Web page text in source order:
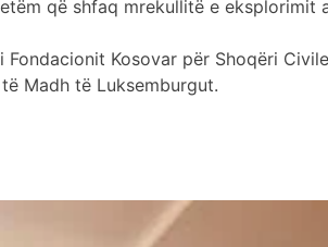
që shfaq mrekullitë e
Kosovar për Shoqëri Civile
Madh të Luksemburgut.